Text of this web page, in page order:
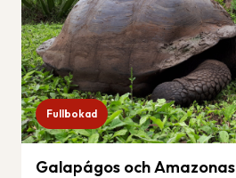
Fullbokad
Galapágos och Amazonas